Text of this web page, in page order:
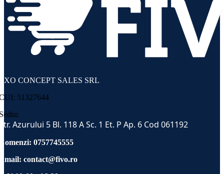
CONCEPT SALES SRL
51327644
Azurului 5 Bl. 118 A Sc. 1 Et. P Ap. 6 Cod 061192
0757745555
contact@fivo.ro